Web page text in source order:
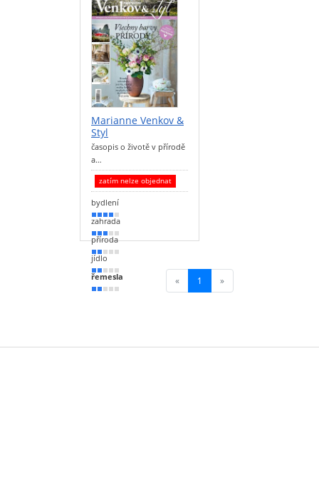
Marianne Venkov &
Styl
časopis o životě v přírodě
a…
zatím nelze objednat
bydlení
70 %
zahrada
60 %
příroda
40 %
jídlo
30 %
řemesla
30 %
« 1 (current)
»